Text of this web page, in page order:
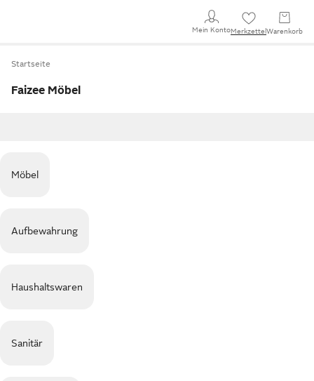
Mein KontoMerkzettel Warenkorb
Startseite
Faizee Möbel
Möbel
Aufbewahrung
Haushaltswaren
Sanitär